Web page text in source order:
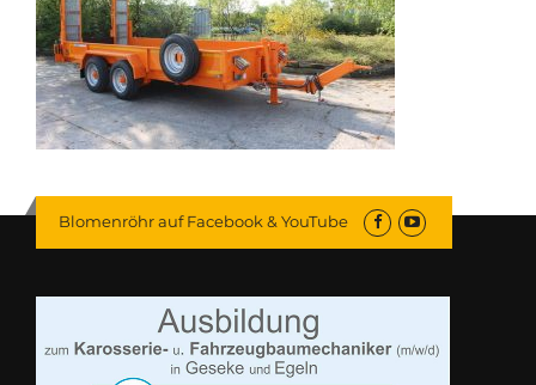
Blomenröhr auf Facebook & YouTube